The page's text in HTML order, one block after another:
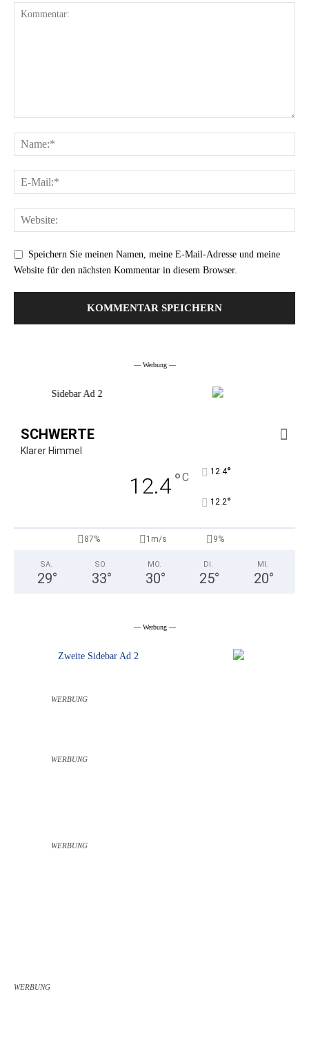
Speichern Sie meinen Namen, meine E-Mail-Adresse und meine
Website für den nächsten Kommentar in diesem Browser.
— Werbung —
SCHWERTE
Klarer Himmel
12.4°C 12.4°
12.2°
87% 1m/s 9%
SA.
29°
SO.
33°
MO.
30°
DI.
25°
MI.
20°
— Werbung —
WERBUNG
WERBUNG
WERBUNG
WERBUNG